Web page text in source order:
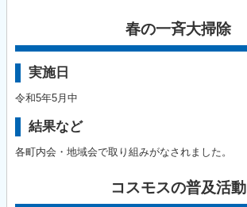
春の一斉大掃除
実施日
令和5年5月中
結果など
各町内会・地域会で取り組みがなされました。
コスモスの普及活動